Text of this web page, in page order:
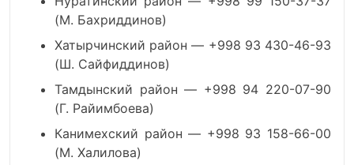
(М. Бахриддинов)
Хатырчинский район — +998 93 430-46-93
(Ш. Сайфиддинов)
Тамдынский район — +998 94 220-07-90
(Г. Райимбоева)
Канимехский район — +998 93 158-66-00
(М. Халилова)